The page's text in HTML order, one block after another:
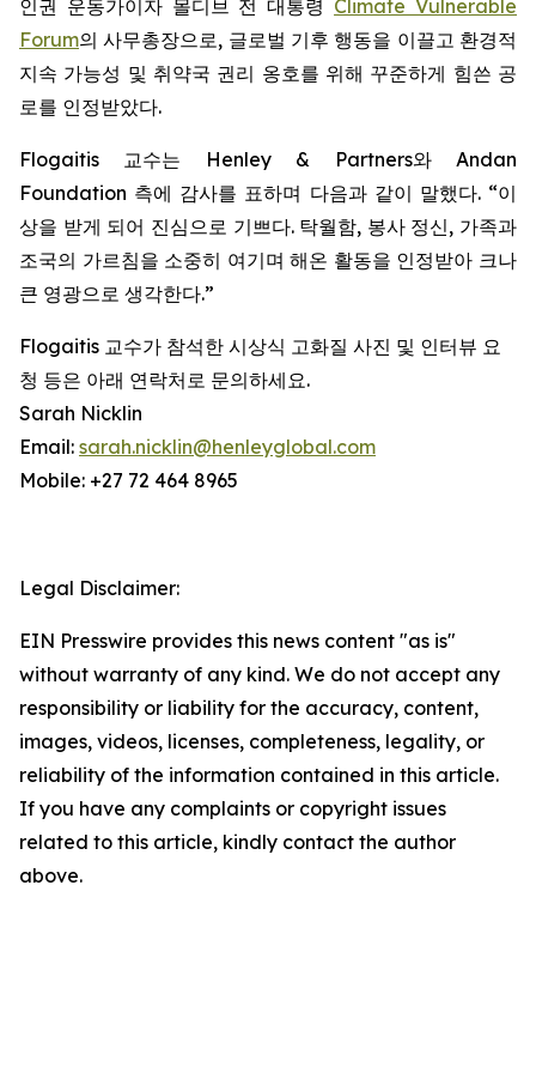
인권 운동가이자 몰디브 전 대통령 Climate Vulnerable
Forum의 사무총장으로, 글로벌 기후 행동을 이끌고 환경적
지속 가능성 및 취약국 권리 옹호를 위해 꾸준하게 힘쓴 공
로를 인정받았다.
Flogaitis 교수는 Henley & Partners와 Andan
Foundation 측에 감사를 표하며 다음과 같이 말했다. “이
상을 받게 되어 진심으로 기쁘다. 탁월함, 봉사 정신, 가족과
조국의 가르침을 소중히 여기며 해온 활동을 인정받아 크나
큰 영광으로 생각한다.”
Flogaitis 교수가 참석한 시상식 고화질 사진 및 인터뷰 요
청 등은 아래 연락처로 문의하세요.
Sarah Nicklin
Email: sarah.nicklin@henleyglobal.com
Mobile: +27 72 464 8965
Legal Disclaimer:
EIN Presswire provides this news content "as is"
without warranty of any kind. We do not accept any
responsibility or liability for the accuracy, content,
images, videos, licenses, completeness, legality, or
reliability of the information contained in this article.
If you have any complaints or copyright issues
related to this article, kindly contact the author
above.